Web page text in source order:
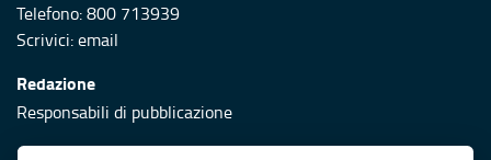
Telefono: 800 713939
Scrivici:email
Redazione
Responsabili di pubblicazione